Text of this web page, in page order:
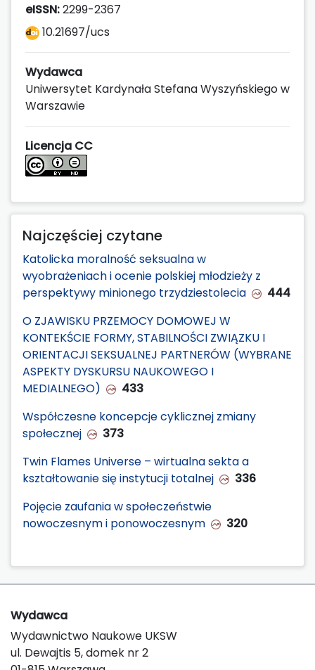
eISSN:2299-2367
10.21697/ucs
Wydawca
Uniwersytet Kardynała Stefana Wyszyńskiego w
Warszawie
Licencja CC
Najczęściej czytane
Katolicka moralność seksualna w
wyobrażeniach i ocenie polskiej młodzieży z
perspektywy minionego trzydziestolecia
444
O ZJAWISKU PRZEMOCY DOMOWEJ W
KONTEKŚCIE FORMY, STABILNOŚCI ZWIĄZKU I
ORIENTACJI SEKSUALNEJ PARTNERÓW (WYBRANE
ASPEKTY DYSKURSU NAUKOWEGO I
MEDIALNEGO)
433
Współczesne koncepcje cyklicznej zmiany
społecznej
373
Twin Flames Universe – wirtualna sekta a
kształtowanie się instytucji totalnej
336
Pojęcie zaufania w społeczeństwie
nowoczesnym i ponowoczesnym
320
Wydawca
Wydawnictwo Naukowe UKSW
ul. Dewajtis 5, domek nr 2